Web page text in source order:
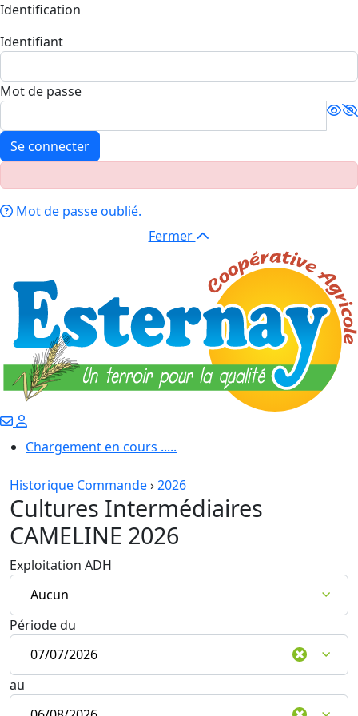
Identification
Identifiant
Mot de passe
Se connecter
Mot de passe oublié.
Fermer
Chargement en cours .....
Historique Commande›2026
Cultures Intermédiaires
CAMELINE 2026
Exploitation ADH
Période du
au